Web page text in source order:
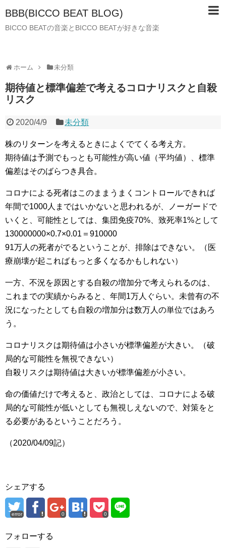
BBB(BICCO BEAT BLOG)
BICCO BEATの音楽とBICCO BEATが好きな音楽
ホーム 未分類
期待値と標準偏差で考えるコロナリスクと自殺
リスク
2020/4/9 未分類
株のリターンを考えるときによくでてくる考え方。
期待値は予測でもっとも可能性が高い値（平均値）、標準
偏差はそのばらつき具合。
コロナによる死者はこのままうまくコントロールできれば
年間で1000人まではいかないと思われるが、ノーガードで
いくと、可能性としては、集団免疫70%、致死率1%として
130000000×0.7×0.01＝910000
91万人の死者がでるということが、排除はできない。（医
療崩壊が起こればもっと多くなるかもしれない）
一方、不況を原因とする自殺の増加分で考えられるのは、
これまでの実績からみると、年間1万人ぐらい。未曾有の不
況になったとしても自殺の増加分は数万人の単位ではあろ
う。
コロナリスクは期待値は小さいが標準偏差が大きい。（破
局的な可能性を無視できない）
自殺リスクは期待値は大きいが標準偏差が小さい。
命の価値だけで考えると、政治としては、コロナによる破
局的な可能性が低いとしても無視しえないので、対策をと
る必要があるということだろう。
（2020/04/09記）
シェアする
error 0 0
フォローする